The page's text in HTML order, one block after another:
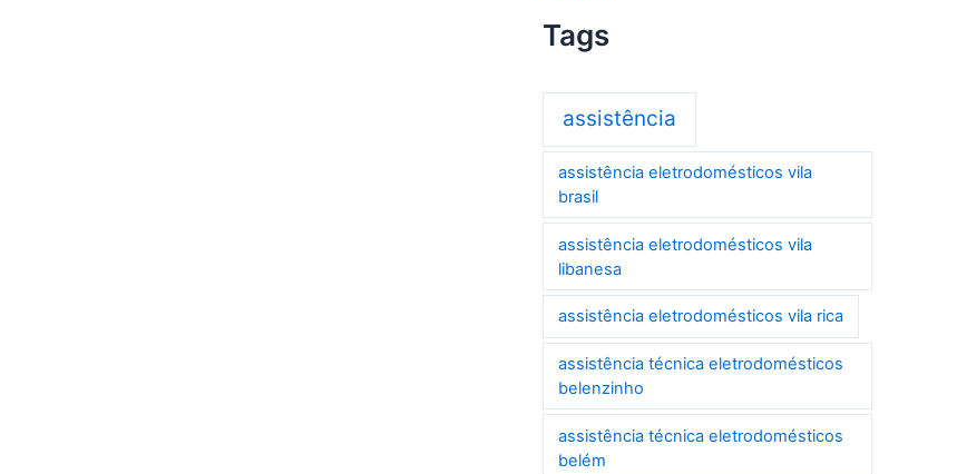
Tags
assistência
assistência eletrodomésticos vila
brasil
assistência eletrodomésticos vila
libanesa
assistência eletrodomésticos vila rica
assistência técnica eletrodomésticos
belenzinho
assistência técnica eletrodomésticos
belém